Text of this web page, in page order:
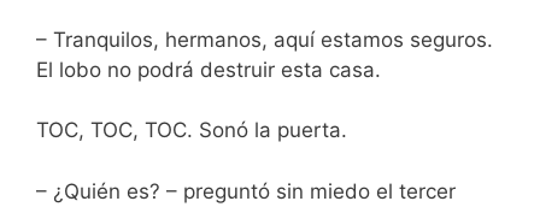
– Tranquilos, hermanos, aquí estamos seguros.
El lobo no podrá destruir esta casa.
TOC, TOC, TOC. Sonó la puerta.
– ¿Quién es? – preguntó sin miedo el tercer